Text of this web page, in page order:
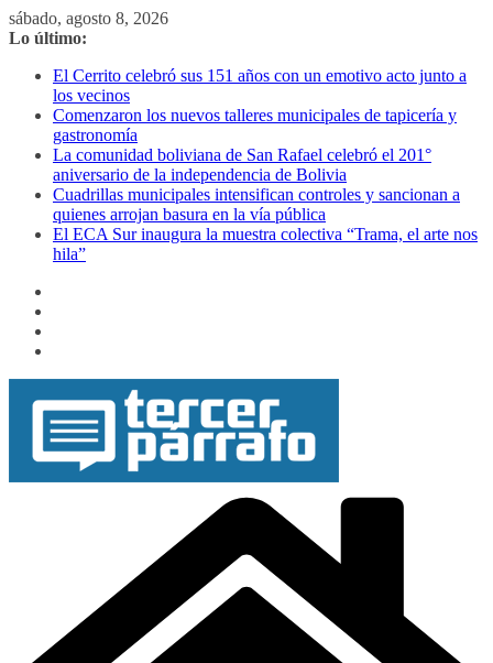
Saltar
al
sábado, agosto 8, 2026
Lo último:
El Cerrito celebró sus 151 años con un emotivo acto junto a
los vecinos
Comenzaron los nuevos talleres municipales de tapicería y
gastronomía
La comunidad boliviana de San Rafael celebró el 201°
aniversario de la independencia de Bolivia
Cuadrillas municipales intensifican controles y sancionan a
quienes arrojan basura en la vía pública
El ECA Sur inaugura la muestra colectiva “Trama, el arte nos
hila”